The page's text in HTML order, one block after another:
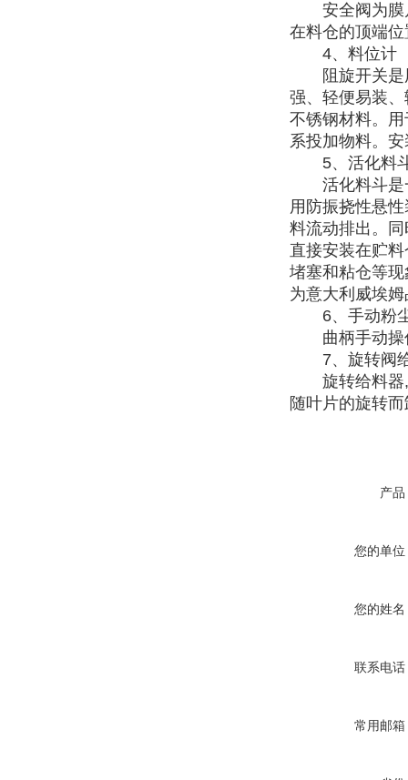
安全阀为膜片
在料仓的顶端
4、料位计
阻旋开关是用
强、轻便易装
不锈钢材料。
系投加物料。
5、活化料
活化料斗是一
用防振挠性悬
料流动排出。
直接安装在贮
堵塞和粘仓等
为意大利威埃
6、手动粉
曲柄手动操作
7、旋转阀
旋转给料器,
随叶片的旋转
产品
您的单位
您的姓名
联系电话
常用邮箱